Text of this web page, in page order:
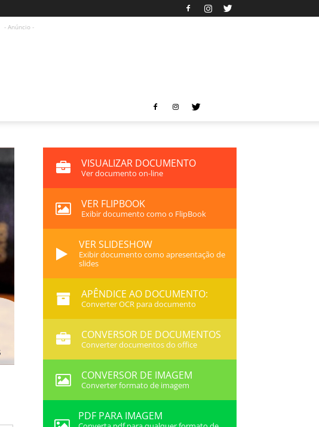
- Anúncio -
VISUALIZAR DOCUMENTO
Ver documento on-line
VER FLIPBOOK
Exibir documento como o FlipBook
VER SLIDESHOW
Exibir documento como apresentação de
slides
APÊNDICE AO DOCUMENTO:
Converter OCR para documento
CONVERSOR DE DOCUMENTOS
Converter documentos do office
CONVERSOR DE IMAGEM
Converter formato de imagem
PDF PARA IMAGEM